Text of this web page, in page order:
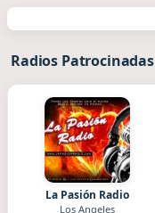
Radios Patrocinadas
La Pasión Radio
Los Angeles